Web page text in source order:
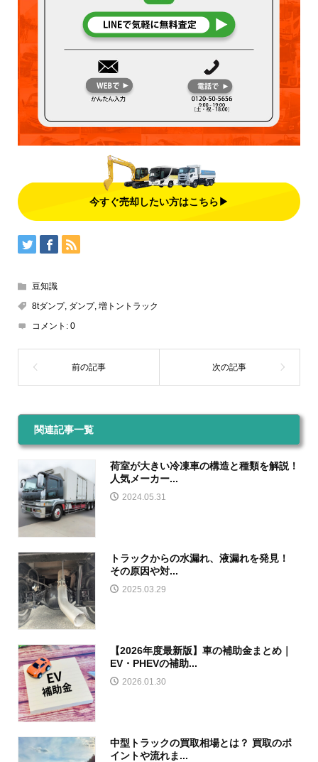
今すぐ売却したい方はこちら▶
豆知識
8tダンプ, ダンプ, 増トントラック
コメント: 0
関連記事一覧
荷室が大きい冷凍車の構造と種類を解説！
人気メーカー...
2024.05.31
トラックからの水漏れ、液漏れを発見！
その原因や対...
2025.03.29
【2026年度最新版】車の補助金まとめ｜
EV・PHEVの補助...
2026.01.30
中型トラックの買取相場とは？ 買取のポ
イントや流れま...